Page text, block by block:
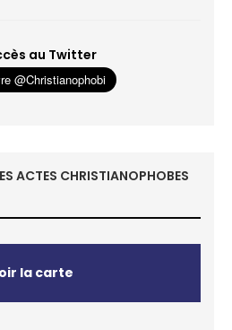
au Twitter
ACTES CHRISTIANOPHOBES
la carte